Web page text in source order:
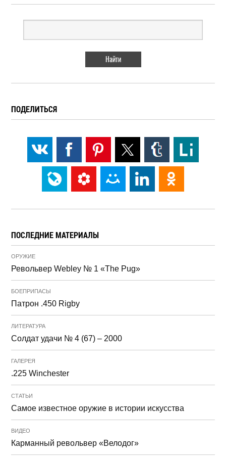
ПОДЕЛИТЬСЯ
ПОСЛЕДНИЕ МАТЕРИАЛЫ
ОРУЖИЕ
Револьвер Webley № 1 «The Pug»
БОЕПРИПАСЫ
Патрон .450 Rigby
ЛИТЕРАТУРА
Солдат удачи № 4 (67) – 2000
ГАЛЕРЕЯ
.225 Winchester
СТАТЬИ
Самое известное оружие в истории искусства
ВИДЕО
Карманный револьвер «Велодог»